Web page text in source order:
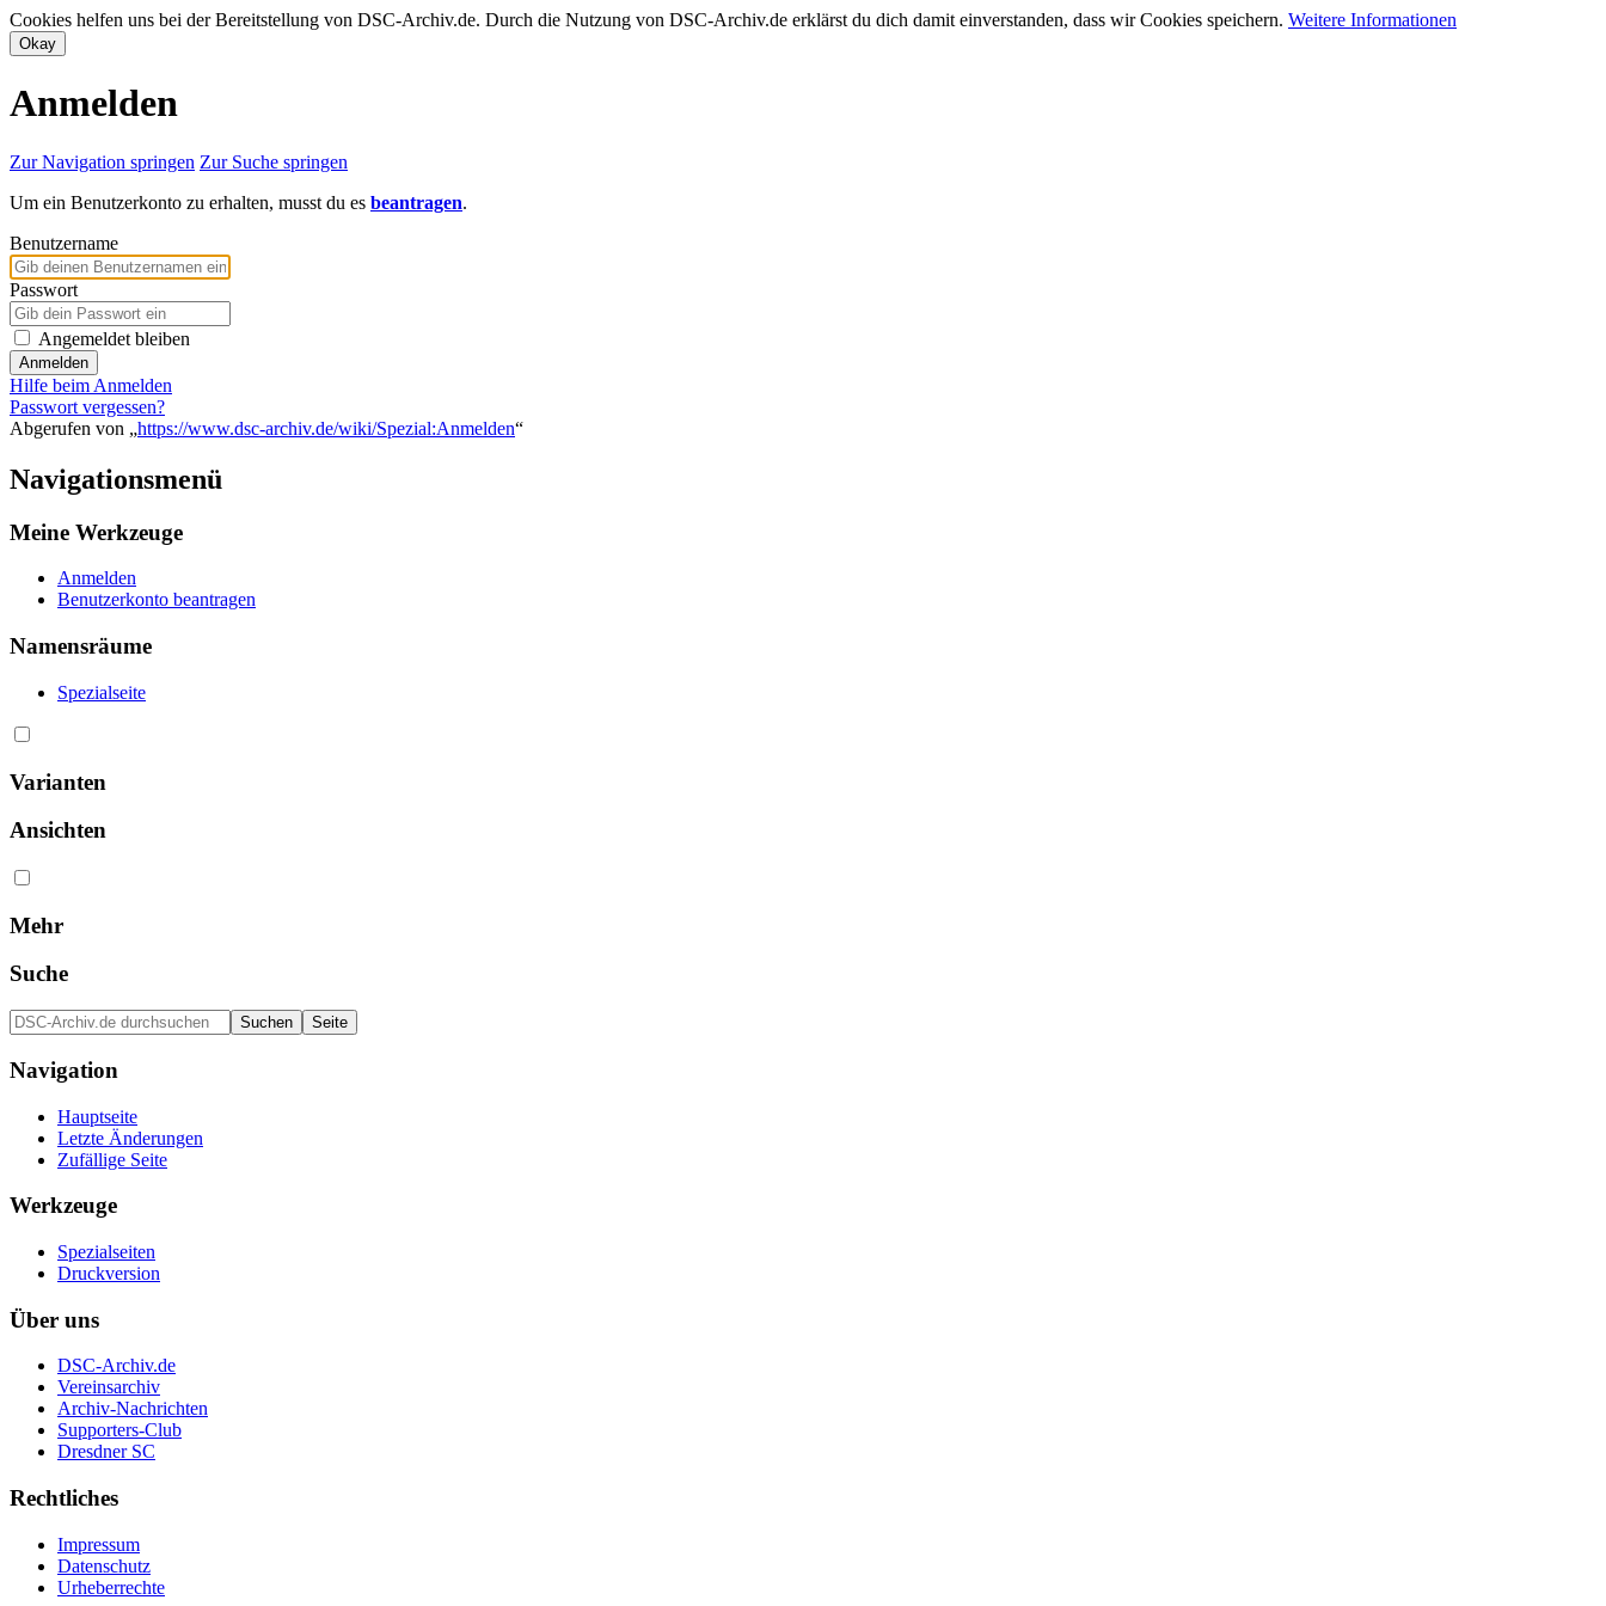
Cookies helfen uns bei der Bereitstellung von DSC-Archiv.de. Durch die Nutzung von DSC-Archiv.de erklärst du dich damit einverstanden, dass wir Cookies speichern. Weitere Informationen
Anmelden
Zur Navigation springen Zur Suche springen
Um ein Benutzerkonto zu erhalten, musst du es beantragen.
Benutzername
Passwort
Angemeldet bleiben
Anmelden
Hilfe beim Anmelden
Passwort vergessen?
Abgerufen von „https://www.dsc-archiv.de/wiki/Spezial:Anmelden“
Navigationsmenü
Meine Werkzeuge
Anmelden
Benutzerkonto beantragen
Namensräume
Spezialseite
Varianten
Ansichten
Mehr
Suche
Navigation
Hauptseite
Letzte Änderungen
Zufällige Seite
Werkzeuge
Spezialseiten
Druckversion
Über uns
DSC-Archiv.de
Vereinsarchiv
Archiv-Nachrichten
Supporters-Club
Dresdner SC
Rechtliches
Impressum
Datenschutz
Urheberrechte